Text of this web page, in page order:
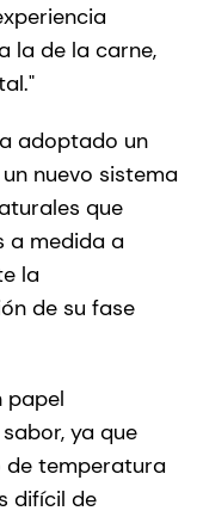
la de la carne,
adoptado un
nuevo sistema
que
a medida a
la
de su fase
papel
ya que
de temperatura
difícil de